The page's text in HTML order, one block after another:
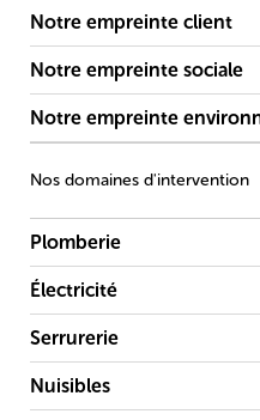
Notre empreinte client
Notre empreinte sociale
Notre empreinte
Nos domaines d'intervention
Plomberie
Électricité
Serrurerie
Nuisibles